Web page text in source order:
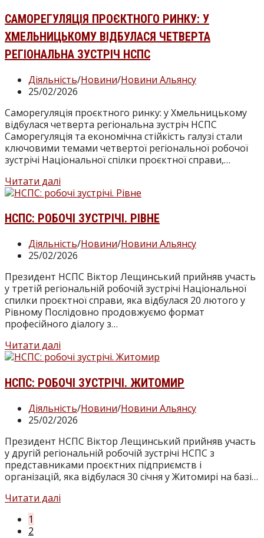
порядок
визначення
вартості
будівництва
та
системний
моніторинг
цін
САМОРЕГУЛЯЦІЯ ПРОЄКТНОГО РИНКУ: У
ХМЕЛЬНИЦЬКОМУ ВІДБУЛАСЯ ЧЕТВЕРТА
РЕГІОНАЛЬНА ЗУСТРІЧ НСПС
Категорія
запису:
Діяльність/Новини/Новини Альянсу
Запис
25/02/2026
Саморегуляція проєктного ринку: у Хмельницькому
відбулася четверта регіональна зустріч НСПС
Саморегуляція та економічна стійкість галузі стали
ключовими темами четвертої регіональної робочої
зустрічі Національної спілки проєктної справи,…
Читати далі
проєктного
у
Хмельницькому
відбулася
четверта
регіональна
зустріч
НСПС
НСПС: РОБОЧІ ЗУСТРІЧІ. РІВНЕ
Категорія
запису:
Діяльність/Новини/Новини Альянсу
Запис
25/02/2026
Президент НСПС Віктор Лещинський прийняв участь
у третій регіональній робочій зустрічі Національної
спилки проєктної справи, яка відбулася 20 лютого у
Рівному Послідовно продовжуємо формат
професійного діалогу з…
Читати далі
робочі
Рівне
НСПС: РОБОЧІ ЗУСТРІЧІ. ЖИТОМИР
Категорія
запису:
Діяльність/Новини/Новини Альянсу
Запис
25/02/2026
Президент НСПС Віктор Лещинський прийняв участь
у другій регіональній робочій зустрічі НСПС з
представниками проєктних підприємств і
організацій, яка відбулася 30 січня у Житомирі на базі…
Читати далі
1
2